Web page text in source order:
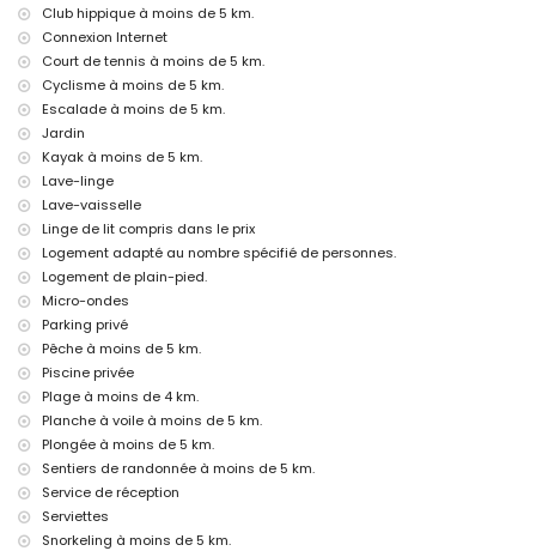
internet (WiFi)
fer et planche à repasser
linge de lit et serviettes
billard et tennis de table
chauffage central et climatisation
Installations et services avec supplément
lit/berceau pour enfants (sur demande)
Divertissements et activités de loisirs pour vos vacances à Jávea,
Costa Blanca
discothèque, bar et promenade (Paseo Marítimo) (à moins de 5
kilomètres de la maison)
Curiosités et culture à Jávea, Costa Blanca
musée (Histórico de Jávea, Jávea), église (Virgen de Loreto,
Puerto, Jávea), ruine (Molinos de Viento, Jávea), monument (Pueblo
de Jávea, Jávea), bâtiment architectural (Pueblo de Jávea, Jávea),
lieu historique (Pueblo de Jávea et Jávea) (à moins de 5
kilomètres de l'hébergement)
château (Portal de la Vila et Denia) (à moins de 10 kilomètres de
l'hébergement)
Sports
Club hippique à moins de 5 km.
Connexion Internet
Court de tennis à moins de 5 km.
Cyclisme à moins de 5 km.
Escalade à moins de 5 km.
Jardin
Kayak à moins de 5 km.
Lave-linge
Lave-vaisselle
Linge de lit compris dans le prix
Logement adapté au nombre spécifié de personnes.
Logement de plain-pied.
Micro-ondes
Parking privé
Pêche à moins de 5 km.
Piscine privée
Plage à moins de 4 km.
Planche à voile à moins de 5 km.
Plongée à moins de 5 km.
Sentiers de randonnée à moins de 5 km.
Service de réception
Serviettes
Snorkeling à moins de 5 km.